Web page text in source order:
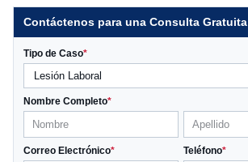
Contáctenos para una Consulta Gratuita
Tipo de Caso*
Nombre Completo*
Correo Electrónico* Teléfono*